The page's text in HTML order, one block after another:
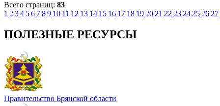
Всего страниц: 83
1 234 56 789 10 11 12 13 14 15 16 17 18 192021 222324252627
ПОЛЕЗНЫЕ РЕСУРСЫ
Правительство Брянской области